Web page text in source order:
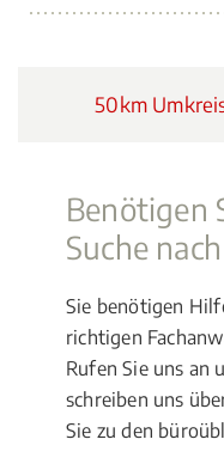
50km
Benötigen
Suche
Sie benötigen
richtigen
Rufen Sie uns an
schreiben uns
Sie zu den